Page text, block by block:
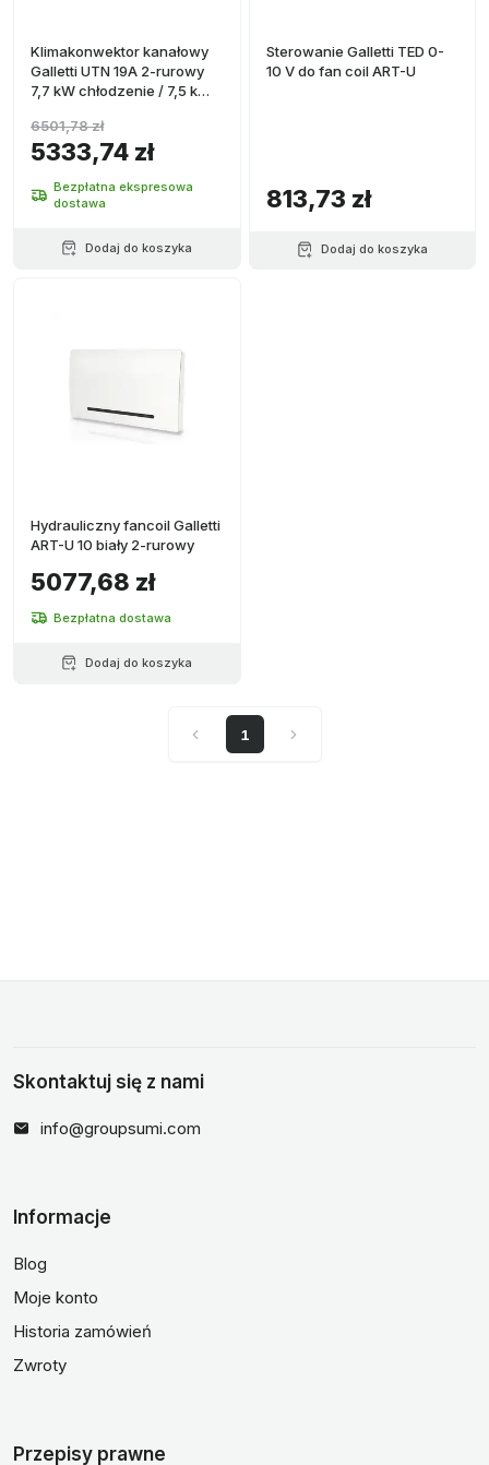
Klimakonwektor kanałowy
Galletti UTN 19A 2-rurowy
7,7 kW chłodzenie / 7,5 kW
5333,74 zł
6501,78 zł
Bezpłatna ekspresowa
dostawa
Dodaj do koszyka
Sterowanie Galletti TED 0-
10 V do fan coil ART-U
813,73 zł
Dodaj do koszyka
Hydrauliczny fancoil Galletti
ART-U 10 biały 2-rurowy
5077,68 zł
Bezpłatna dostawa
Dodaj do koszyka
1
Skontaktuj się z nami
info@groupsumi.com
Informacje
Blog
Moje konto
Historia zamówień
Zwroty
Przepisy prawne